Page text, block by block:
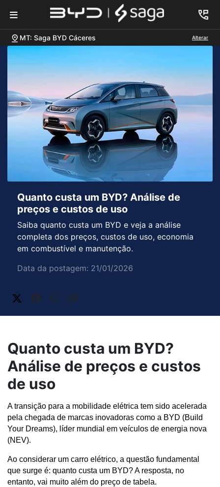
MT: Saga BYD Cáceres Alterar
Quanto custa um BYD? Análise de
preços e custos de uso
Saiba quanto custa um BYD e veja a análise
completa dos preços, custos de uso, economia
em combustível e manutenção.
Data da postagem: 21/01/2026
Quanto custa um BYD?
Análise de preços e custos
de uso
A transição para a mobilidade elétrica tem sido acelerada
pela chegada de marcas inovadoras como a BYD (Build
Your Dreams), líder mundial em veículos de energia nova
(NEV).
Ao considerar um carro elétrico, a questão fundamental
que surge é: quanto custa um BYD? A resposta, no
entanto, vai muito além do preço de tabela.